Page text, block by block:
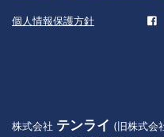
個人情報保護方針
株式会社 テンライ (旧株式会